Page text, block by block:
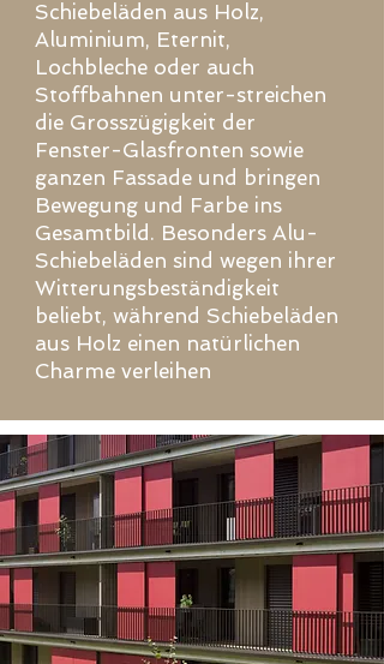
Schiebeläden aus Holz,
Aluminium, Eternit,
Lochbleche oder auch
Stoffbahnen unter-streichen
die Grosszügigkeit der
Fenster-Glasfronten sowie
ganzen Fassade und bringen
Bewegung und Farbe ins
Gesamtbild. Besonders Alu-
Schiebeläden sind wegen ihrer
Witterungsbeständigkeit
beliebt, während Schiebeläden
aus Holz einen natürlichen
Charme verleihen